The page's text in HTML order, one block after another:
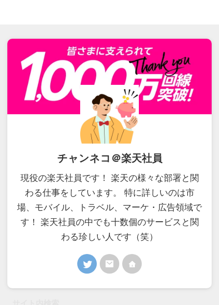
チャンネコ＠楽天社員
現役の楽天社員です！ 楽天の様々な部署と関
わる仕事をしています。 特に詳しいのは市
場、モバイル、トラベル、マーケ・広告領域で
す！ 楽天社員の中でも十数個のサービスと関
わる珍しい人です（笑）